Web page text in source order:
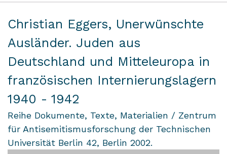
Christian Eggers, Unerwünschte
Ausländer. Juden aus
Deutschland und Mitteleuropa in
französischen Internierungslagern
1940 - 1942
Reihe Dokumente, Texte, Materialien / Zentrum
für Antisemitismusforschung der Technischen
Universität Berlin 42, Berlin 2002.